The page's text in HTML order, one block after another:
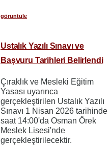
görüntüle
Ustalık Yazılı Sınavı ve
Başvuru Tarihleri Belirlendi
Çıraklık ve Mesleki Eğitim
Yasası uyarınca
gerçekleştirilen Ustalık Yazılı
Sınavı 1 Nisan 2026 tarihinde
saat 14:00'da Osman Örek
Meslek Lisesi'nde
gerçekleştirilecektir.